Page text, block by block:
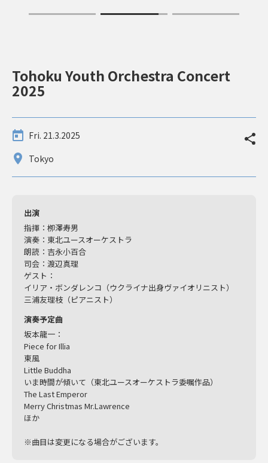
Tohoku Youth Orchestra Concert
2025
Fri. 21.3.2025
Tokyo
出演
指揮：栁澤寿男
演奏：東北ユースオーケストラ
朗読：吉永小百合
司会：渡辺真理
ゲスト：
イリア・ボンダレンコ（ウクライナ出身ヴァイオリニスト）
三浦友理枝（ピアニスト）
演奏予定曲
坂本龍一：
Piece for Illia
東風
Little Buddha
いま時間が傾いて（東北ユースオーケストラ委嘱作品）
The Last Emperor
Merry Christmas Mr.Lawrence
ほか
※曲目は変更になる場合がございます。